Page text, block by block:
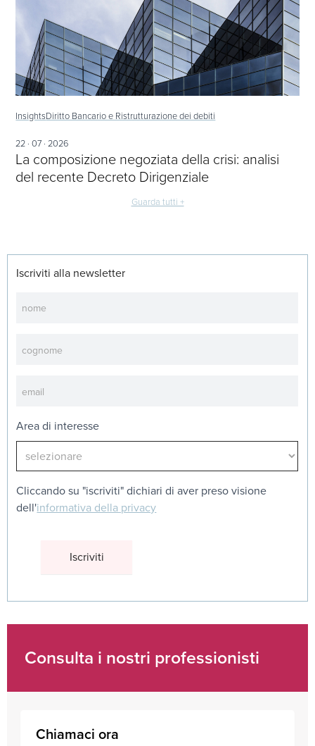
Iscriviti alla newsletter
Area di interesse
Cliccando su "iscriviti" dichiari di aver preso visione
dell'informativa della privacy
InsightsDiritto Bancario e Ristrutturazione dei debiti
22 · 07 · 2026
La composizione negoziata della crisi: analisi
del recente Decreto Dirigenziale
Guarda tutti +
Consulta i nostri professionisti
Chiamaci ora